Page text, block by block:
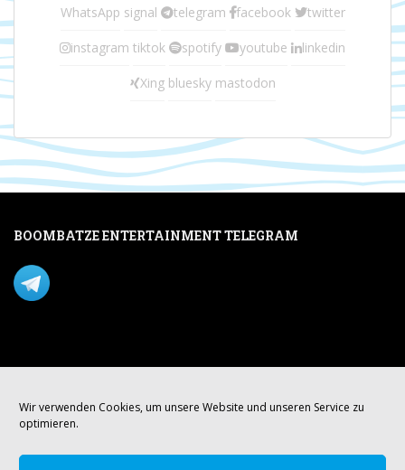
Wir verwenden Cookies, um unsere Website und unseren Service zu
optimieren.
WhatsApp signal telegram facebook twitter
instagram tiktok spotify youtube linkedin
Xing bluesky mastodon
BOOMBATZE ENTERTAINMENT TELEGRAM